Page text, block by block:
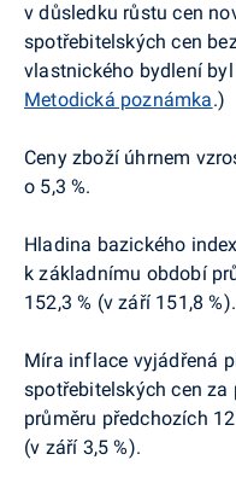
v důsledku růstu cen
spotřebitelských cen
vlastnického bydlení
Metodická poznámka.)
Ceny zboží úhrnem
o 5,3 %.
Hladina bazického
k základnímu období
152,3 % (v září 151,8 %).
Míra inflace vyjádřená
spotřebitelských cen
průměru předchozích
(v září 3,5 %).